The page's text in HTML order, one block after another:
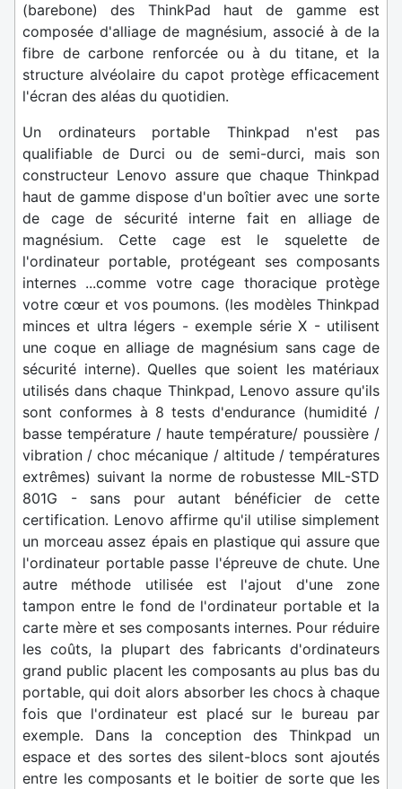
(barebone) des ThinkPad haut de gamme est
composée d'alliage de magnésium, associé à de la
fibre de carbone renforcée ou à du titane, et la
structure alvéolaire du capot protège efficacement
l'écran des aléas du quotidien.
Un ordinateurs portable Thinkpad n'est pas
qualifiable de Durci ou de semi-durci, mais son
constructeur Lenovo assure que chaque Thinkpad
haut de gamme dispose d'un boîtier avec une sorte
de cage de sécurité interne fait en alliage de
magnésium. Cette cage est le squelette de
l'ordinateur portable, protégeant ses composants
internes ...comme votre cage thoracique protège
votre cœur et vos poumons. (les modèles Thinkpad
minces et ultra légers - exemple série X - utilisent
une coque en alliage de magnésium sans cage de
sécurité interne). Quelles que soient les matériaux
utilisés dans chaque Thinkpad, Lenovo assure qu'ils
sont conformes à 8 tests d'endurance (humidité /
basse température / haute température/ poussière /
vibration / choc mécanique / altitude / températures
extrêmes) suivant la norme de robustesse MIL-STD
801G - sans pour autant bénéficier de cette
certification. Lenovo affirme qu'il utilise simplement
un morceau assez épais en plastique qui assure que
l'ordinateur portable passe l'épreuve de chute. Une
autre méthode utilisée est l'ajout d'une zone
tampon entre le fond de l'ordinateur portable et la
carte mère et ses composants internes. Pour réduire
les coûts, la plupart des fabricants d'ordinateurs
grand public placent les composants au plus bas du
portable, qui doit alors absorber les chocs à chaque
fois que l'ordinateur est placé sur le bureau par
exemple. Dans la conception des Thinkpad un
espace et des sortes des silent-blocs sont ajoutés
entre les composants et le boitier de sorte que les